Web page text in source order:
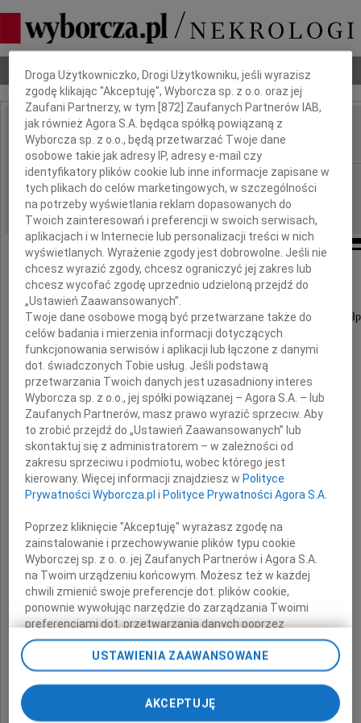
Nekrologi Odeszli Poradnik pogrzebowy
IMIĘ I NAZWISKO: Krzysztof Spychała
REGION: Opole
DATA EMISJI: 31.12.2021
Z ogromnym smutkiem i bólem
przyjęliśmy wiadomość o śmierci naszego Kolegi i
Krzysztofa Spychały
całej Rodzinie oraz Bliskim
składają
Dyrekcja oraz koleżanki i koledzy
z Narodowego Instytutu Dziedzictwa
Dbamy o Twoją prywatność
Droga Użytkowniczko, Drogi Użytkowniku, jeśli wyrazisz
zgodę klikając "Akceptuję", Wyborcza sp. z o.o. oraz jej
Zaufani Partnerzy, w tym [872 ] Zaufanych Partnerów IAB,
jak również Agora S.A. będąca spółką powiązaną z
Wyborcza sp. z o.o., będą przetwarzać Twoje dane
osobowe takie jak adresy IP, adresy e-mail czy
identyfikatory plików cookie lub inne informacje zapisane w
tych plikach do celów marketingowych, w szczególności
na potrzeby wyświetlania reklam dopasowanych do
Twoich zainteresowań i preferencji w swoich serwisach,
aplikacjach i w Internecie lub personalizacji treści w nich
wyświetlanych. Wyrażenie zgody jest dobrowolne. Jeśli nie
chcesz wyrazić zgody, chcesz ograniczyć jej zakres lub
chcesz wycofać zgodę uprzednio udzieloną przejdź do
„Ustawień Zaawansowanych”.
Twoje dane osobowe mogą być przetwarzane także do
celów badania i mierzenia informacji dotyczących
funkcjonowania serwisów i aplikacji lub łączone z danymi
dot. świadczonych Tobie usług. Jeśli podstawą
przetwarzania Twoich danych jest uzasadniony interes
Wyborcza sp. z o.o., jej spółki powiązanej – Agora S.A. – lub
Zaufanych Partnerów, masz prawo wyrazić sprzeciw. Aby
to zrobić przejdź do „Ustawień Zaawansowanych” lub
skontaktuj się z administratorem – w zależności od
zakresu sprzeciwu i podmiotu, wobec którego jest
kierowany. Więcej informacji znajdziesz w Polityce
Prywatności Wyborcza.pl i Polityce Prywatności Agora S.A.
Poprzez kliknięcie "Akceptuję" wyrażasz zgodę na
zainstalowanie i przechowywanie plików typu cookie
Wyborczej sp. z o. o. jej Zaufanych Partnerów i Agora S.A.
na Twoim urządzeniu końcowym. Możesz też w każdej
chwili zmienić swoje preferencje dot. plików cookie,
ponownie wywołując narzędzie do zarządzania Twoimi
preferencjami dot. przetwarzania danych poprzez
odnośnik „Ustawienia prywatności” w stopce serwisu i
przechodząc do sekcji „Ustawienia zaawansowane”.
Zmiana ustawień plików cookie możliwa jest także za
pomocą ustawień przeglądarki.
USTAWIENIA ZAAWANSOWANE
AKCEPTUJĘ